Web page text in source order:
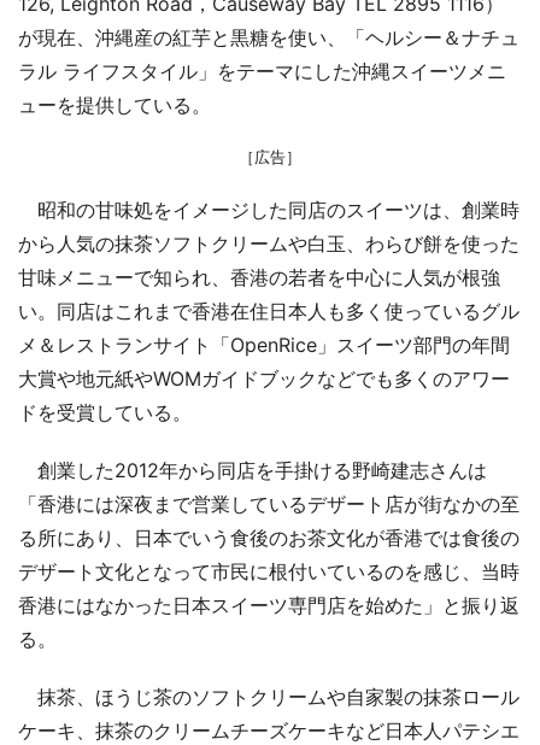
が現在、沖縄産の紅芋と黒糖を使い、「ヘルシー＆ナチュ
ラル ライフスタイル」をテーマにした沖縄スイーツメニ
ューを提供している。
［広告］
昭和の甘味処をイメージした同店のスイーツは、創業時
から人気の抹茶ソフトクリームや白玉、わらび餅を使った
甘味メニューで知られ、香港の若者を中心に人気が根強
い。同店はこれまで香港在住日本人も多く使っているグル
メ＆レストランサイト「OpenRice」スイーツ部門の年間
大賞や地元紙やWOMガイドブックなどでも多くのアワー
ドを受賞している。
創業した2012年から同店を手掛ける野崎建志さんは
「香港には深夜まで営業しているデザート店が街なかの至
る所にあり、日本でいう食後のお茶文化が香港では食後の
デザート文化となって市民に根付いているのを感じ、当時
香港にはなかった日本スイーツ専門店を始めた」と振り返
る。
抹茶、ほうじ茶のソフトクリームや自家製の抹茶ロール
ケーキ、抹茶のクリームチーズケーキなど日本人パテシエ